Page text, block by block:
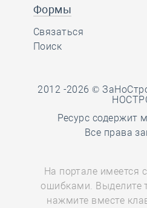
Формы
Связаться
Поиск
2012 -2026 ©
Ресурс содержит
Все права
На портале имеется
ошибками. Выделите
нажмите вместе